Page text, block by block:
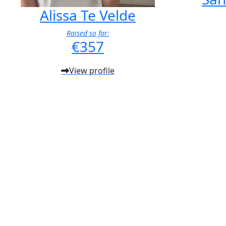
Alissa Te Velde
Raised so far:
€357
View profile